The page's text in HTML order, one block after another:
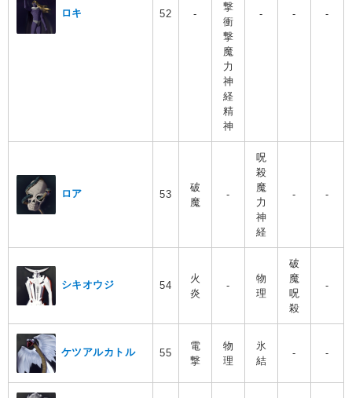
ロキ 52 -
撃
衝
撃
魔
力
神
経
精
神
- - -
ロア 53
破
魔
-
呪
殺
魔
力
神
経
- -
シキオウジ 54
火
炎
-
物
理
破
魔
呪
殺
-
ケツアルカトル 55
電
撃
物
理
氷
結
- -